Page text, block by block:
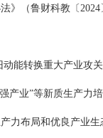
》（鲁财科教〔
能转换重大产业攻
产业”等新质生产力
力布局和优良产业